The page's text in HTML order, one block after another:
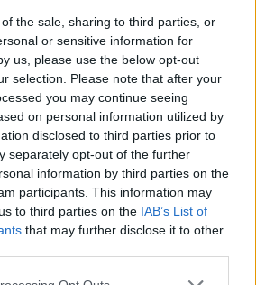
the sale, sharing to third parties, or
or sensitive information for
us, please use the below opt-out
selection. Please note that after your
you may continue seeing
on personal information utilized by
disclosed to third parties prior to
separately opt-out of the further
information by third parties on the
participants. This information may
to third parties on the IAB’s List of
that may further disclose it to other
app uses one or more Google
de telón de fondo a la
Desde la arquitectura
jardines hasta el azul
montañas nevadas que la
la familia Von Trapp llamó
encantador. Como lugar
Wolfgang Amadeus Mozart,
de viaje muy popular
de la música clásica.
bellamente conservado,
de una colina, sus iglesias